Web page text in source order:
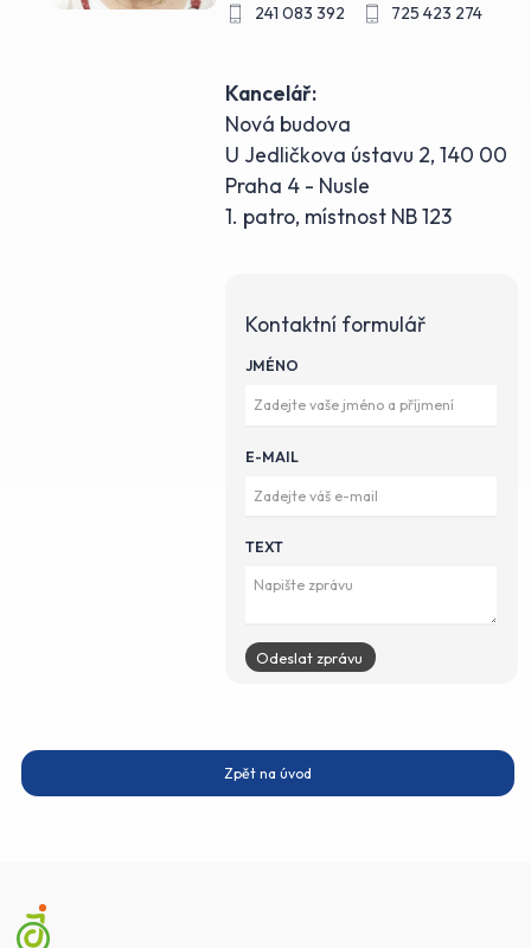
241 083 392 725 423 274
Kancelář:
Nová budova
U Jedličkova ústavu 2, 140 00
Praha 4 - Nusle
1. patro, místnost NB 123
Kontaktní formulář
JMÉNO
E-MAIL
TEXT
Zpět na úvod